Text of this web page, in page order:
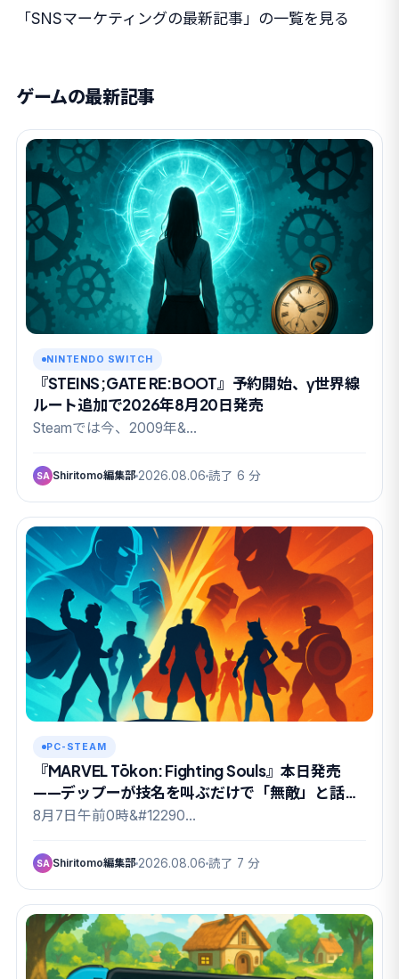
「SNSマーケティングの最新記事」の一覧を見る
ゲームの最新記事
NINTENDO SWITCH
『STEINS;GATE RE:BOOT』予約開始、γ世界線
ルート追加で2026年8月20日発売
Steamでは今、2009年&…
SA Shiritomo編集部 2026.08.06 読了 6 分
PC-STEAM
『MARVEL Tōkon: Fighting Souls』本日発売
——デップーが技名を叫ぶだけで「無敵」と話題
のドリームチーム祭り
8月7日午前0時&#12290…
SA Shiritomo編集部 2026.08.06 読了 7 分